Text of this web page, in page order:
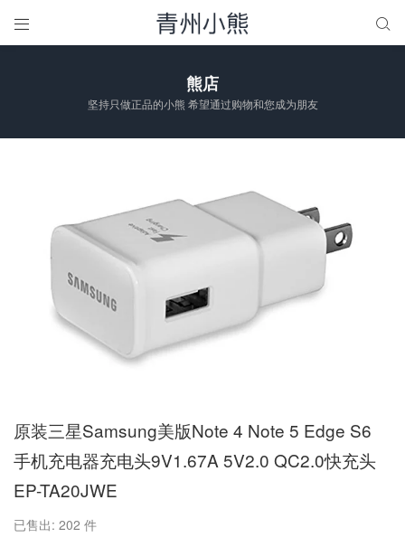
 
熊店
坚持只做正品的小熊 希望通过购物和您成为朋友
原装三星Samsung美版Note 4 Note 5 Edge S6
手机充电器充电头9V1.67A 5V2.0 QC2.0快充头
EP-TA20JWE
已售出: 202 件